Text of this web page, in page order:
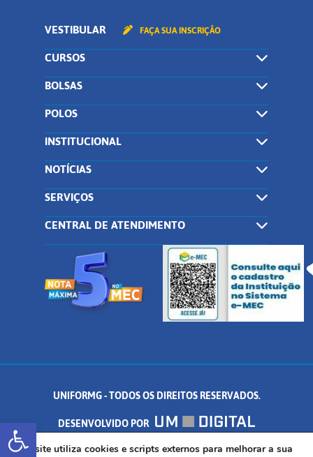
Abrir a barra de ferramentas
VESTIBULAR FAÇA SUA INSCRIÇÃO
CURSOS
BOLSAS
POLOS
INSTITUCIONAL
NOTÍCIAS
SERVIÇOS
CENTRAL DE ATENDIMENTO
UNIFORMG - TODOS OS DIREITOS RESERVADOS.
DESENVOLVIDO POR
AV. DR. ARNALDO DE SENNA, 328 - PALMEIRAS, FORMIGA/MG - CEP:
Este site utiliza cookies e scripts externos para melhorar a sua